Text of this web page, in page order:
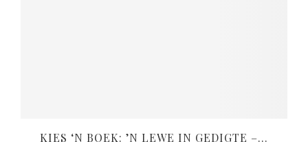
KIES ‘N BOEK: ’N LEWE IN GEDIGTE –...